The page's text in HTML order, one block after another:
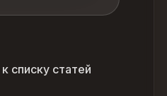
списку статей